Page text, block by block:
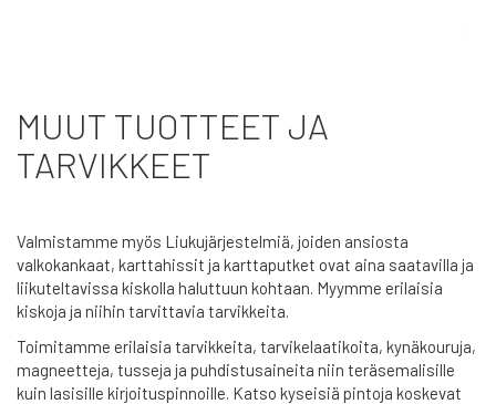
MUUT TUOTTEET JA
TARVIKKEET
Valmistamme myös Liukujärjestelmiä, joiden ansiosta
valkokankaat, karttahissit ja karttaputket ovat aina saatavilla ja
liikuteltavissa kiskolla haluttuun kohtaan. Myymme erilaisia
kiskoja ja niihin tarvittavia tarvikkeita.
Toimitamme erilaisia tarvikkeita, tarvikelaatikoita, kynäkouruja,
magneetteja, tusseja ja puhdistusaineita niin teräsemalisille
kuin lasisille kirjoituspinnoille. Katso kyseisiä pintoja koskevat